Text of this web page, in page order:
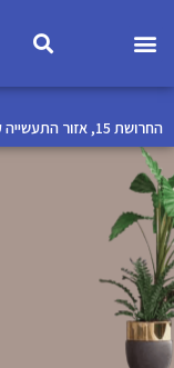
החרושת 15, אזור התעשייה קרית ביאליק